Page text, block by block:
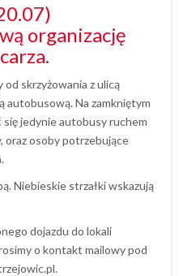
organizację
skrzyżowania z ulicą
autobusową. Na zamkniętym
się jedynie autobusy ruchem
oraz osoby potrzebujące
Niebieskie strzałki wskazują
dojazdu do lokali
o kontakt mailowy pod